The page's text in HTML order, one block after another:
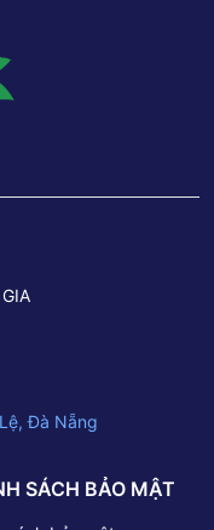
Đà Nẵng
SÁCH BẢO MẬT